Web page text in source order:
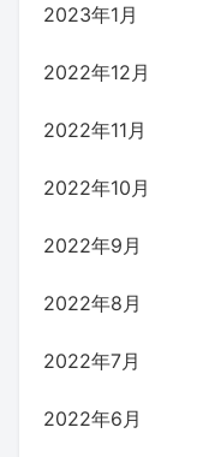
2023年1月
2022年12月
2022年11月
2022年10月
2022年9月
2022年8月
2022年7月
2022年6月